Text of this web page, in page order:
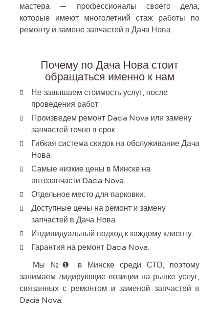
мастера — профессионалы своего дела,
которые имеют многолетний стаж работы по
ремонту и замене запчастей в Дача Нова.
Почему по Дача Нова стоит
обращаться именно к нам
Не завышаем стоимость услуг, после
проведения работ.
Произведем ремонт Dacia Nova или замену
запчастей точно в срок.
Гибкая система скидок на обслуживание Дача
Нова.
Самые низкие цены в Минске на
автозапчасти Dacia Nova.
Отдельное место для парковки.
Доступные цены на ремонт и замену
запчастей в Дача Нова.
Индивидуальный подход к каждому клиенту.
Гарантия на ремонт Dacia Nova.
Мы №❶ в Минске среди СТО, поэтому
занимаем лидирующие позиции на рынке услуг,
связанных с ремонтом и заменой запчастей в
Dacia Nova.